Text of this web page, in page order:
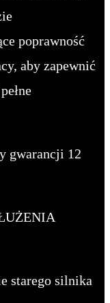
poprawność
aby zapewnić
gwarancji 12
starego silnika